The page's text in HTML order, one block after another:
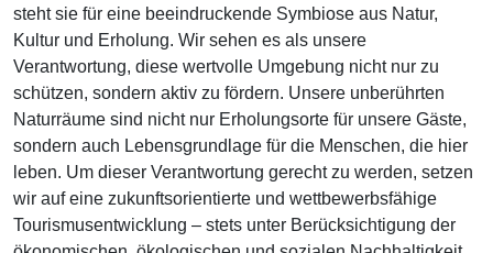
steht sie für eine beeindruckende Symbiose aus Natur,
Kultur und Erholung. Wir sehen es als unsere
Verantwortung, diese wertvolle Umgebung nicht nur zu
schützen, sondern aktiv zu fördern. Unsere unberührten
Naturräume sind nicht nur Erholungsorte für unsere Gäste,
sondern auch Lebensgrundlage für die Menschen, die hier
leben. Um dieser Verantwortung gerecht zu werden, setzen
wir auf eine zukunftsorientierte und wettbewerbsfähige
Tourismusentwicklung – stets unter Berücksichtigung der